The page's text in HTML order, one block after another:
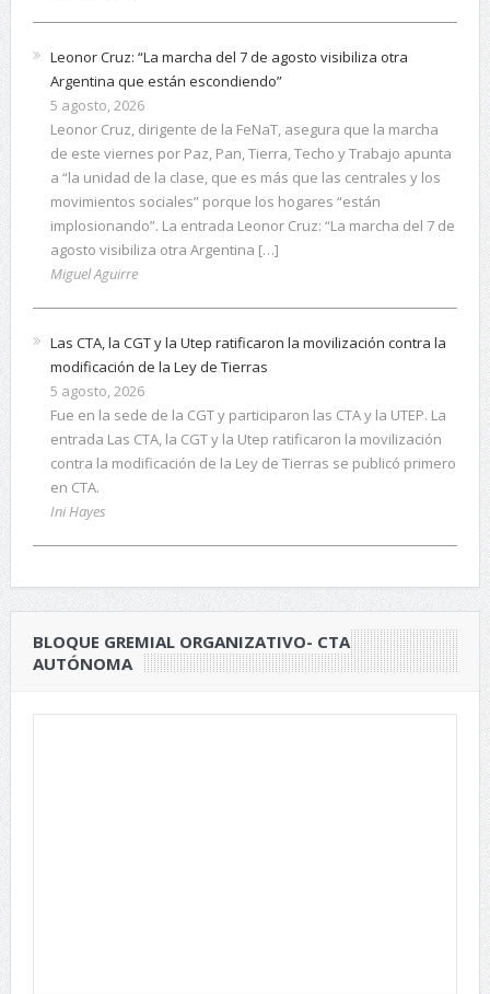
Leonor Cruz: “La marcha del 7 de agosto visibiliza otra
Argentina que están escondiendo”
5 agosto, 2026
Leonor Cruz, dirigente de la FeNaT, asegura que la marcha
de este viernes por Paz, Pan, Tierra, Techo y Trabajo apunta
a “la unidad de la clase, que es más que las centrales y los
movimientos sociales” porque los hogares “están
implosionando”. La entrada Leonor Cruz: “La marcha del 7 de
agosto visibiliza otra Argentina […]
Miguel Aguirre
Las CTA, la CGT y la Utep ratificaron la movilización contra la
modificación de la Ley de Tierras
5 agosto, 2026
Fue en la sede de la CGT y participaron las CTA y la UTEP. La
entrada Las CTA, la CGT y la Utep ratificaron la movilización
contra la modificación de la Ley de Tierras se publicó primero
en CTA.
Ini Hayes
BLOQUE GREMIAL ORGANIZATIVO- CTA
AUTÓNOMA